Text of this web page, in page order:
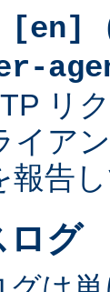
[en]
リ
イア
報告
ログ